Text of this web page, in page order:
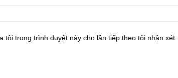
tôi trong trình duyệt này cho lần tiếp theo tôi nhận xét.